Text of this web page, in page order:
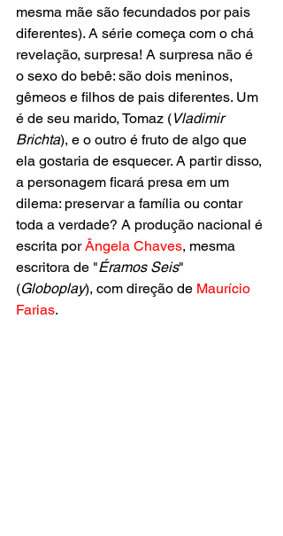
mesma mãe são fecundados por pais
diferentes). A série começa com o chá
revelação, surpresa! A surpresa não é
o sexo do bebê: são dois meninos,
gêmeos e filhos de pais diferentes. Um
é de seu marido, Tomaz (Vladimir
Brichta), e o outro é fruto de algo que
ela gostaria de esquecer. A partir disso,
a personagem ficará presa em um
dilema: preservar a família ou contar
toda a verdade? A produção nacional é
escrita por Ângela Chaves, mesma
escritora de "Éramos Seis"
(Globoplay), com direção de Maurício
Farias.